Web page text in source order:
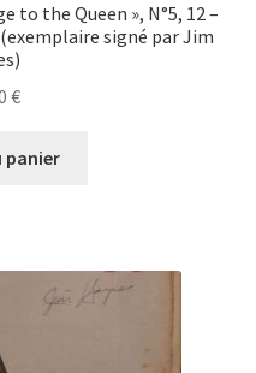
to the Queen », N°5, 12 –
(exemplaire signé par Jim
€
panier